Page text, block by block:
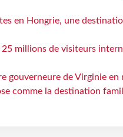
en Hongrie, une
25 millions de visiteurs
gouverneure de Virginie en
comme la destination